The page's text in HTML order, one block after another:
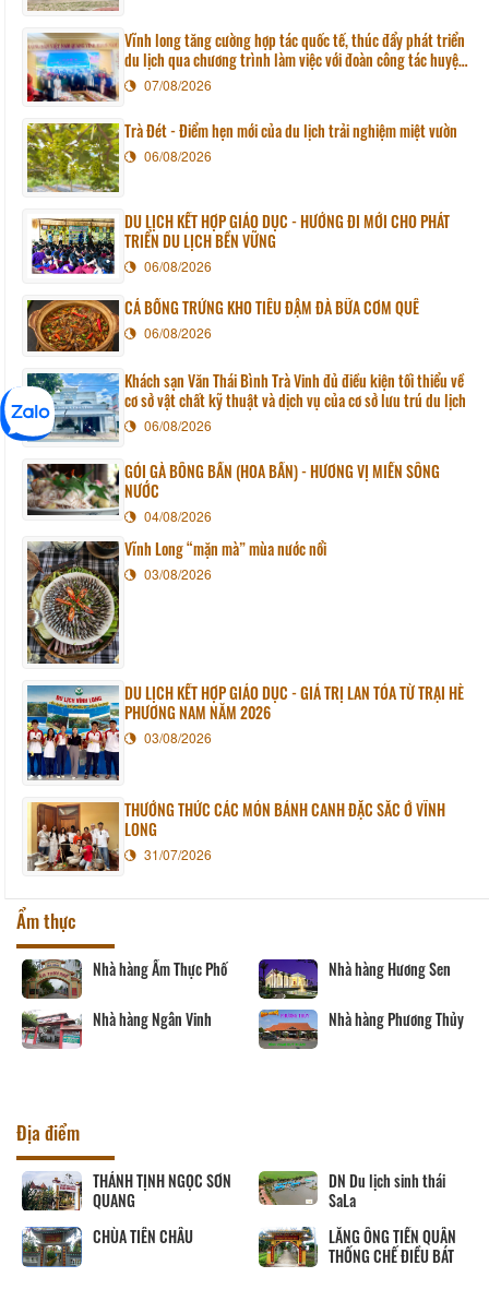
Vĩnh long tăng cường hợp tác quốc tế, thúc đẩy phát triển
du lịch qua chương trình làm việc với đoàn công tác huyện
Sunchang (Hàn quốc)
07/08/2026
Trà Đét - Điểm hẹn mới của du lịch trải nghiệm miệt vườn
06/08/2026
DU LỊCH KẾT HỢP GIÁO DỤC - HƯỚNG ĐI MỚI CHO PHÁT
TRIỂN DU LỊCH BỀN VỮNG
06/08/2026
CÁ BỐNG TRỨNG KHO TIÊU ĐẬM ĐÀ BỮA CƠM QUÊ
06/08/2026
Khách sạn Văn Thái Bình Trà Vinh đủ điều kiện tối thiểu về
cơ sở vật chất kỹ thuật và dịch vụ của cơ sở lưu trú du lịch
06/08/2026
GỎI GÀ BÔNG BẦN (HOA BẦN) - HƯƠNG VỊ MIỀN SÔNG
NƯỚC
04/08/2026
Vĩnh Long “mặn mà” mùa nước nổi
03/08/2026
DU LỊCH KẾT HỢP GIÁO DỤC - GIÁ TRỊ LAN TỎA TỪ TRẠI HÈ
PHƯƠNG NAM NĂM 2026
03/08/2026
THƯỞNG THỨC CÁC MÓN BÁNH CANH ĐẶC SẮC Ở VĨNH
LONG
31/07/2026
Ẩm thực
Nhà hàng Ẩm Thực Phố Nhà hàng Hương Sen
Nhà hàng Ngân Vinh Nhà hàng Phương Thủy
Địa điểm
THÁNH TỊNH NGỌC SƠN
QUANG
DN Du lịch sinh thái
SaLa
CHÙA TIÊN CHÂU
LĂNG ÔNG TIỀN QUÂN
THỐNG CHẾ ĐIỀU BÁT